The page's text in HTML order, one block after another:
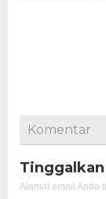
Komentar
Tinggalkan
Alamat email Anda